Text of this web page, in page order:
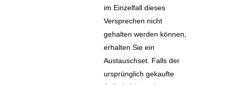
im Einzelfall dieses
Versprechen nicht
gehalten werden können,
erhalten Sie ein
Austauschset. Falls der
ursprünglich gekaufte